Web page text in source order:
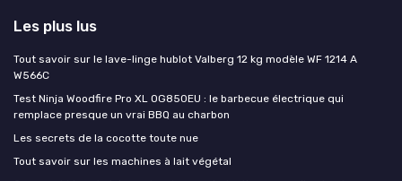
Les plus lus
Tout savoir sur le lave-linge hublot Valberg 12 kg modèle WF 1214 A
W566C
Test Ninja Woodfire Pro XL OG850EU : le barbecue électrique qui
remplace presque un vrai BBQ au charbon
Les secrets de la cocotte toute nue
Tout savoir sur les machines à lait végétal